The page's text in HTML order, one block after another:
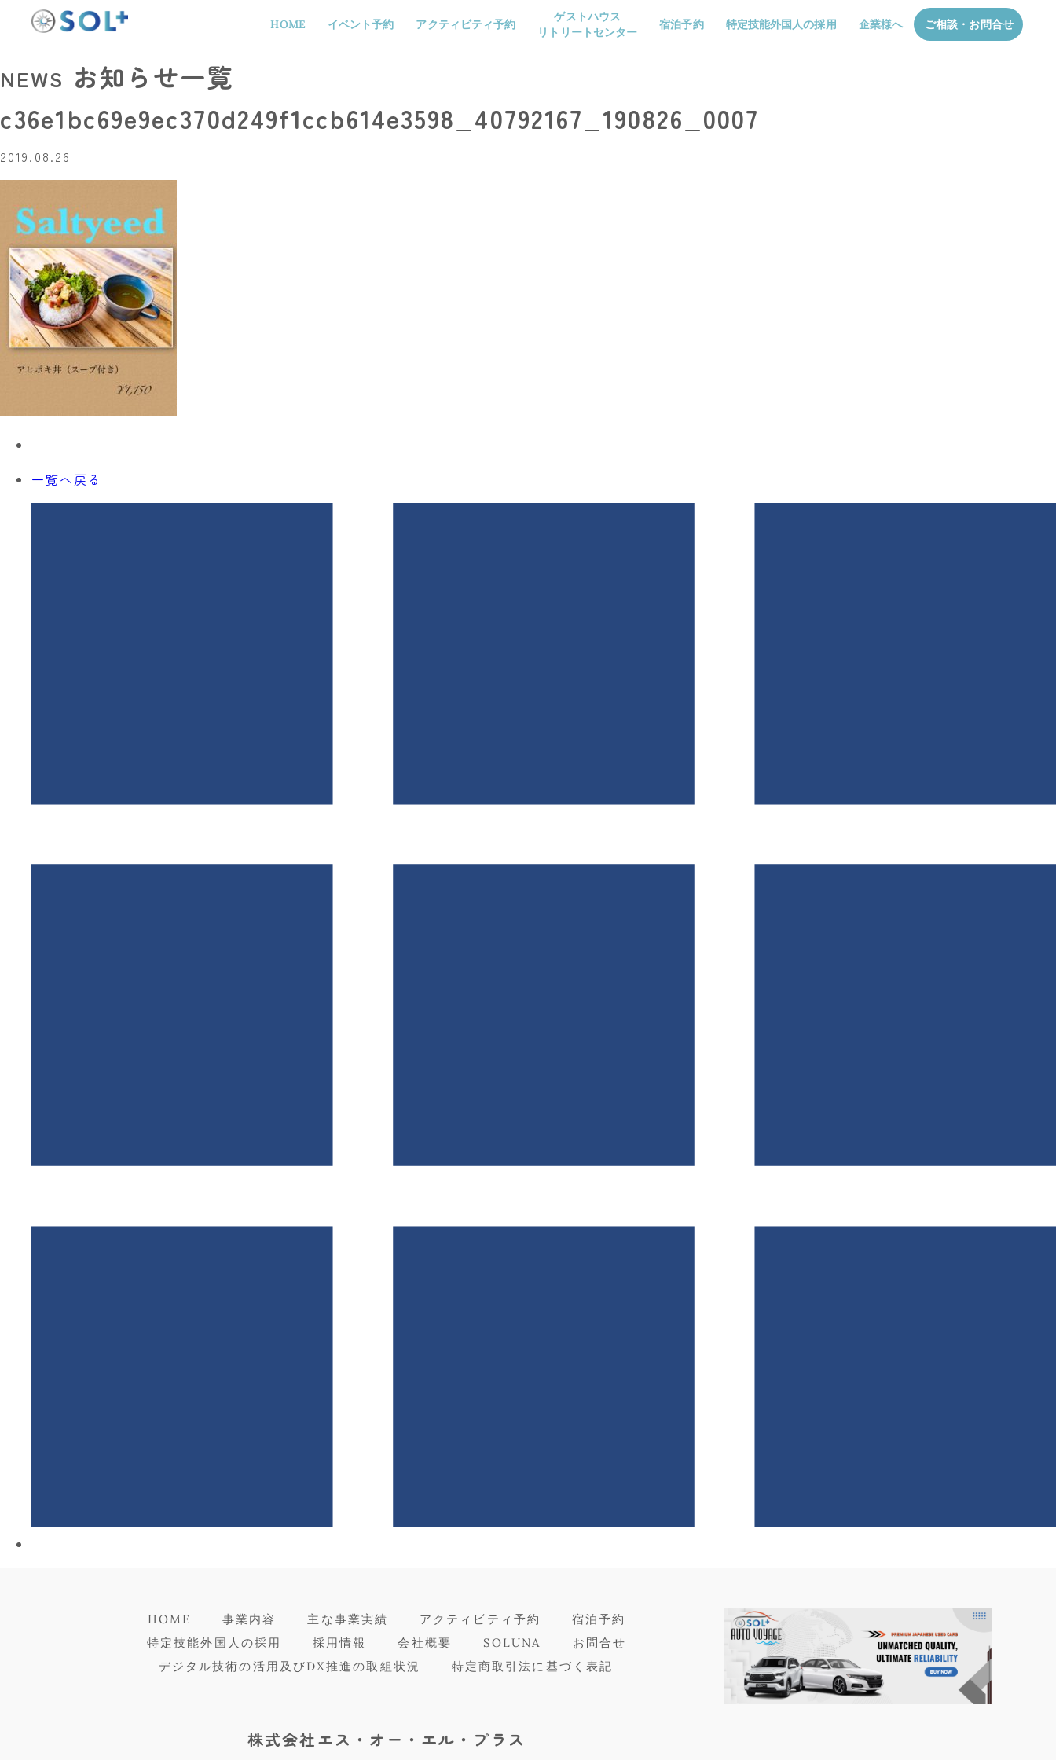
HOME イベント予約 アクティビティ予約
ゲストハウス
リトリートセンター
宿泊予約 特定技能外国人の採用 企業様へ ご相談・お問合せ
NEWS お知らせ一覧
c36e1bc69e9ec370d249f1ccb614e3598_40792167_190826_0007
2019.08.26
一覧へ戻る
HOME 事業内容 主な事業実績 アクティビティ予約
宿泊予約
特定技能外国人の採用
採用情報 会社概要 SOLUNA
お問合せ
デジタル技術の活用及びDX推進の取組状況
特定商取引法に基づく表記
株式会社エス・オー・エル・プラス